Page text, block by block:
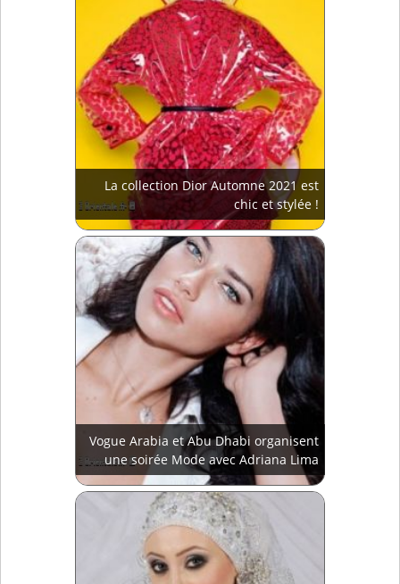
La collection Dior Automne 2021 est
chic et stylée !
Vogue Arabia et Abu Dhabi organisent
une soirée Mode avec Adriana Lima